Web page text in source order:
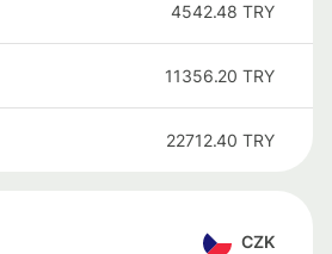
4542.48 TRY
11356.20 TRY
22712.40 TRY
CZK